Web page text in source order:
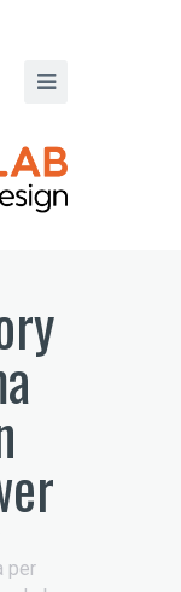
per